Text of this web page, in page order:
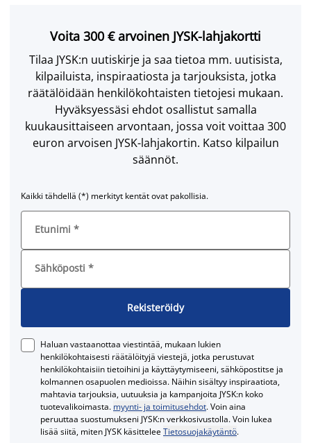
Voita 300 € arvoinen JYSK-lahjakortti
Tilaa JYSK:n uutiskirje ja saa tietoa mm. uutisista,
kilpailuista, inspiraatiosta ja tarjouksista, jotka
räätälöidään henkilökohtaisten tietojesi mukaan.
Hyväksyessäsi ehdot osallistut samalla
kuukausittaiseen arvontaan, jossa voit voittaa 300
euron arvoisen JYSK-lahjakortin. Katso kilpailun
säännöt.
Kaikki tähdellä (*) merkityt kentät ovat pakollisia.
Etunimi *
Sähköposti *
Rekisteröidy
Haluan vastaanottaa viestintää, mukaan lukien
henkilökohtaisesti räätälöityjä viestejä, jotka perustuvat
henkilökohtaisiin tietoihini ja käyttäytymiseeni, sähköpostitse ja
kolmannen osapuolen medioissa. Näihin sisältyy inspiraatiota,
mahtavia tarjouksia, uutuuksia ja kampanjoita JYSK:n koko
tuotevalikoimasta. myynti- ja toimitusehdot. Voin aina
peruuttaa suostumukseni JYSK:n verkkosivustolla. Voin lukea
lisää siitä, miten JYSK käsitteleeTietosuojakäytäntö.